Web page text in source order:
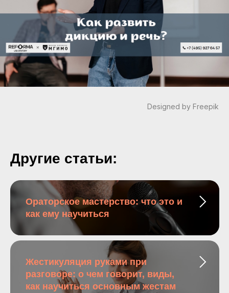
Designed by Freepik
Другие статьи:
Ораторское мастерство: что это и
как ему научиться
Жестикуляция руками при
разговоре: о чем говорит, виды,
как научиться основным жестам